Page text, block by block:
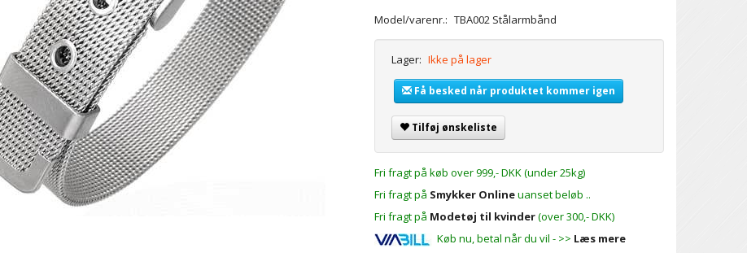
Model/varenr.: TBA002 Stålarmbånd
Lager: Ikke på lager
Få besked når produktet kommer igen
Tilføj ønskeliste
Fri fragt på køb over 999,- DKK (under 25kg)
Fri fragt på Smykker Onlineuanset beløb ..
Fri fragt på Modetøj til kvinder(over 300,- DKK)
Køb nu, betal når du vil - >> Læs mere